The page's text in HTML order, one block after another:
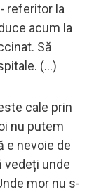
referitor la
acum la
Să
(...)
cale prin
nu putem
e nevoie de
vedeți unde
mor nu s-